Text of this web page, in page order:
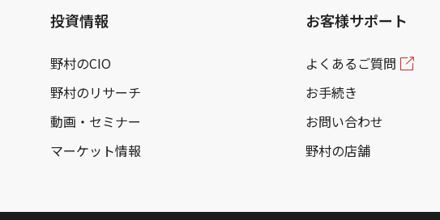
投資情報
野村のCIO
野村のリサーチ
動画・セミナー
マーケット情報
お客様サポート
よくあるご質問
お手続き
お問い合わせ
野村の店舗